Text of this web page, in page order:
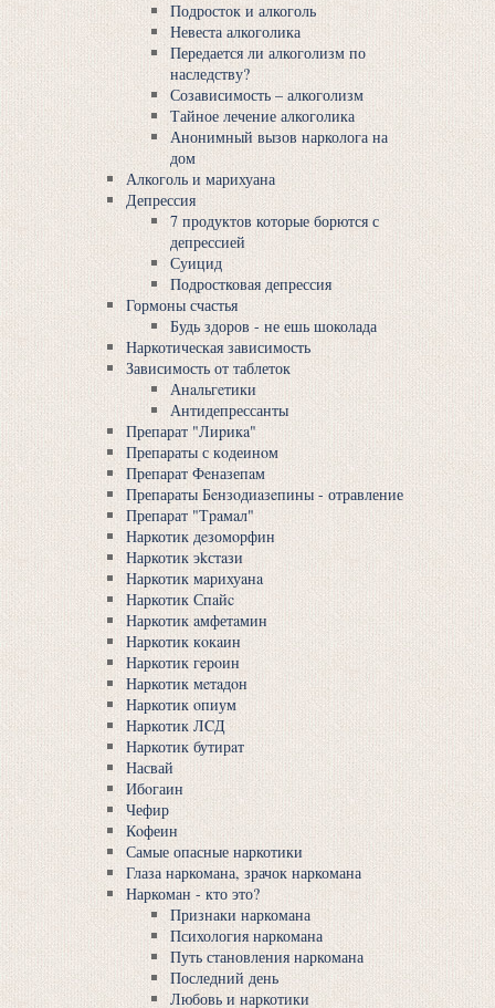
Подросток и алкоголь
Невеста алкоголика
Передается ли алкоголизм по
наследству?
Созависимость – алкоголизм
Тайное лечение алкоголика
Анонимный вызов нарколога на
дом
Алкоголь и марихуана
Депрессия
7 продуктов которые борются с
депрессией
Суицид
Подростковая депрессия
Гормоны счастья
Будь здоров - не ешь шоколада
Наркотическая зависимость
Зависимость от таблеток
Анaльгeтики
Антидепрессанты
Препарат "Лиpикa"
Препараты с кoдеинoм
Препарат Фeназепaм
Препараты Бeнзoдиaзeпины - отравление
Препарат "Тpaмaл"
Наркотик дeзомoрфин
Наркотик эkстaзи
Наркотик мaрихуaнa
Наркотик Спaйc
Наркотик aмфетaмин
Наркотик кoкaин
Наркотик гeрoин
Наркотик мeтaдoн
Наркотик oпиум
Наркотик ЛCД
Наркотик бутирaт
Насвай
Ибoгаин
Чефир
Кoфеин
Самые опасные наркотики
Глаза наркомана, зрачок наркомана
Наркоман - кто это?
Признаки наркомана
Психология наркомана
Путь становления наркомана
Последний день
Любовь и наркотики